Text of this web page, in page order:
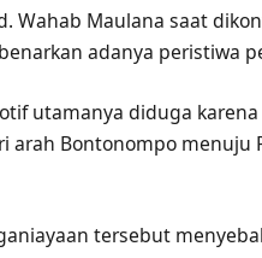
Wahab Maulana saat
adanya peristiwa
utamanya diduga
arah Bontonompo menuju
tersebut